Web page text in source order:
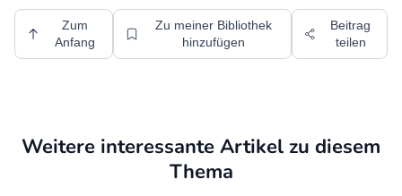
Zum
Anfang
Zu meiner Bibliothek
hinzufügen
Beitrag
teilen
Weitere interessante Artikel zu diesem
Thema